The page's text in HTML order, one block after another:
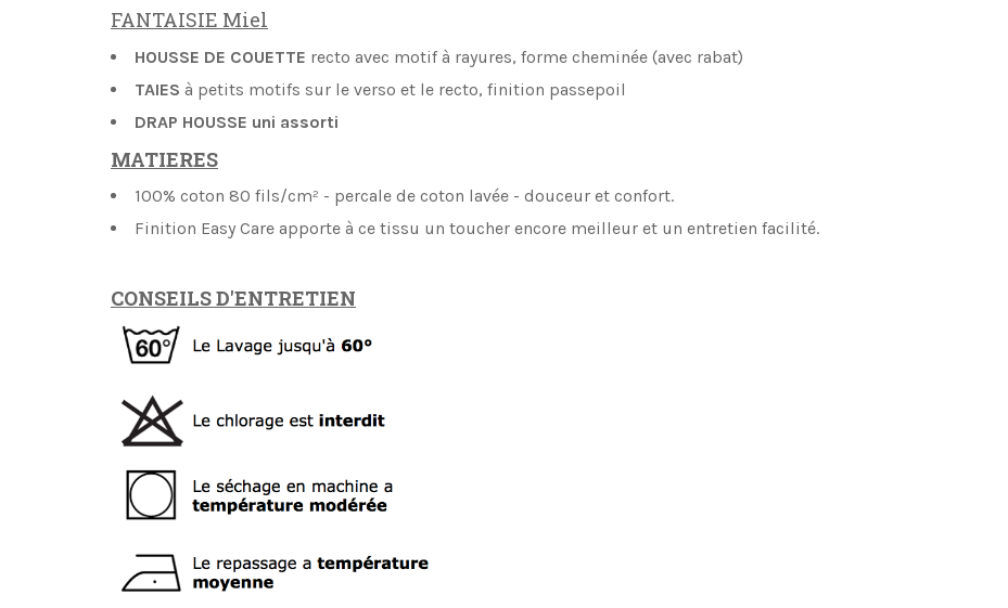
FANTAISIE Miel
HOUSSE DE COUETTE recto avec motif à rayures, forme cheminée (avec rabat)
TAIES à petits motifs sur le verso et le recto, finition passepoil
DRAP HOUSSE uni assorti
MATIERES
100% coton 80 fils/cm² - percale de coton lavée - douceur et confort.
Finition Easy Care apporte à ce tissu un toucher encore meilleur et un entretien facilité.
CONSEILS D'ENTRETIEN